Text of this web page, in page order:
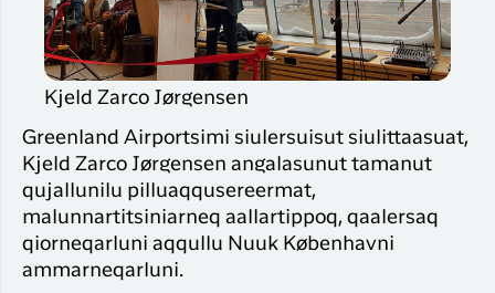
Kjeld Zarco Jørgensen
Greenland Airportsimi siulersuisut siulittaasuat,
Kjeld Zarco Jørgensen angalasunut tamanut
qujallunilu pilluaqqusereermat,
malunnartitsiniarneq aallartippoq, qaalersaq
qiorneqarluni aqqullu Nuuk Københavni
ammarneqarluni.